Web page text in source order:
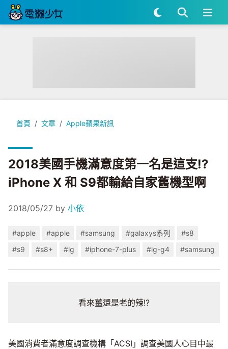
首頁 文章 Apple蘋果新訊
2018美國手機滿意度第一名是這支!? iPhone X 和 S9都輸給自
2018美國手機滿意度第一名是這支!?
iPhone X 和 S9都輸給自家舊機型啊
2018/05/27 by 小依
#apple #apple #samsung #galaxys系列
#s8
#s9
#s8+ #lg #iphone-7-plus #lg-g4 #samsung
看來薑還是老的辣!?
美國消費者滿意度調查機構「ACSI」調查美國人心目中最